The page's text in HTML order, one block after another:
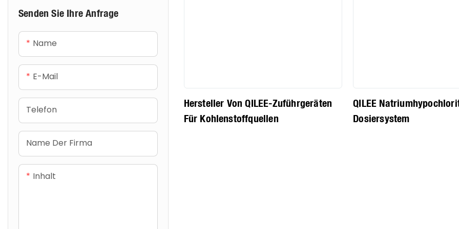
Senden Sie Ihre Anfrage
Name
E-Mail
Telefon
Name Der Firma
Inhalt
Hersteller Von QILEE-Zuführgeräten
Für Kohlenstoffquellen
QILEE
Dosiersystem